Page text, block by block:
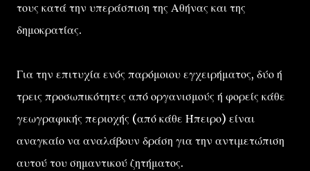
τους κατά την υπεράσπιση της Αθήνας και της
δημοκρατίας.
Για την επιτυχία ενός παρόμοιου εγχειρήματος, δύο ή
τρεις προσωπικότητες από οργανισμούς ή φορείς κάθε
γεωγραφικής περιοχής (από κάθε Ήπειρο) είναι
αναγκαίο να αναλάβουν δράση για την αντιμετώπιση
αυτού του σημαντικού ζητήματος.